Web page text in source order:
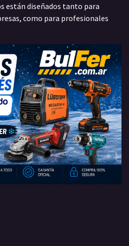
están diseñados tanto para
como para profesionales